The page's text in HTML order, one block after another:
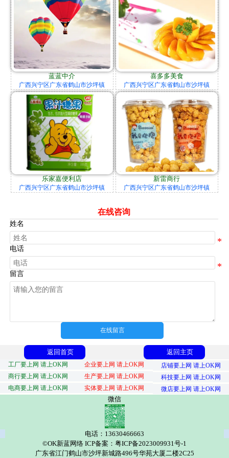
蓝蓝中介
广西兴宁区广东省鹤山市沙坪镇
喜多多美食
广西兴宁区广东省鹤山市沙坪镇
乐家嘉便利店
广西兴宁区广东省鹤山市沙坪镇
新雷商行
广西兴宁区广东省鹤山市沙坪镇
在线咨询
姓名
电话
留言
在线留言
返回首页 返回主页
工厂要上网 请上OK网 企业要上网 请上OK网
店铺要上网 请上OK网
商行要上网 请上OK网
生产要上网 请上OK网
科技要上网 请上OK网
电商要上网 请上OK网
实体要上网 请上OK网 微店要上网 请上OK网
微信
电话：13630466663
©OK新蓝网络 ICP备案：粤ICP备2023009931号-1
广东省江门鹤山市沙坪新城路496号华苑大厦二楼2C25